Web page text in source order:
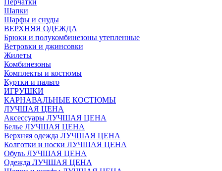
Перчатки
Шапки
Шарфы и снуды
ВЕРХНЯЯ ОДЕЖДА
Брюки и полукомбинезоны утепленные
Ветровки и джинсовки
Жилеты
Комбинезоны
Комплекты и костюмы
Куртки и пальто
ИГРУШКИ
КАРНАВАЛЬНЫЕ КОСТЮМЫ
ЛУЧШАЯ ЦЕНА
Аксессуары ЛУЧШАЯ ЦЕНА
Белье ЛУЧШАЯ ЦЕНА
Верхняя одежда ЛУЧШАЯ ЦЕНА
Колготки и носки ЛУЧШАЯ ЦЕНА
Обувь ЛУЧШАЯ ЦЕНА
Одежда ЛУЧШАЯ ЦЕНА